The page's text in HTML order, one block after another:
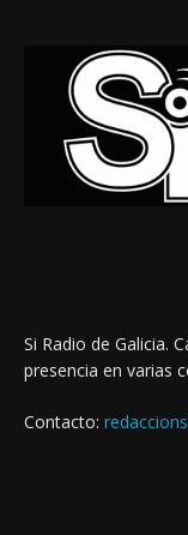
Si Radio de Galicia.
presencia en varias
Contacto: